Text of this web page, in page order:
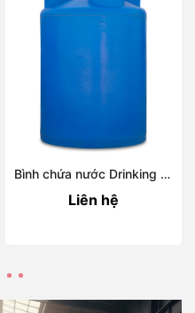
Bình chứa nước Drinking water and AdBlue/DEF vertical tanks
Liên hệ